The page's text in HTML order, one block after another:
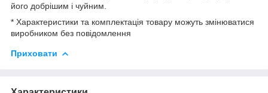
його добрішим і чуйним.
* Характеристики та комплектація товару можуть змінюватися
виробником без повідомлення
Приховати